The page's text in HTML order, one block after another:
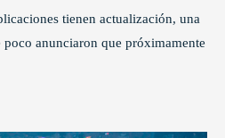
tienen actualización, una
poco anunciaron que próximamente